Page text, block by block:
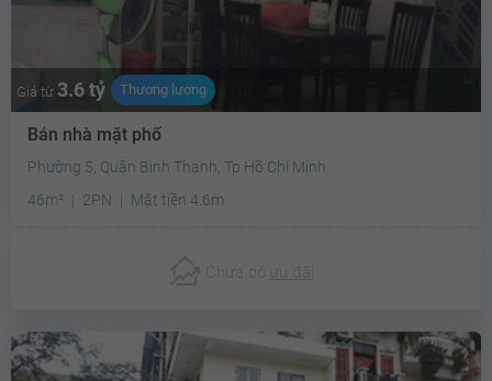
Giá từ 3.6 tỷ Thương lượng
Bán nhà mặt phố
Phường 5, Quận Bình Thạnh, Tp Hồ Chí Minh
46m²
2PN Mặt tiền 4.6m
Chưa có ưu đãi